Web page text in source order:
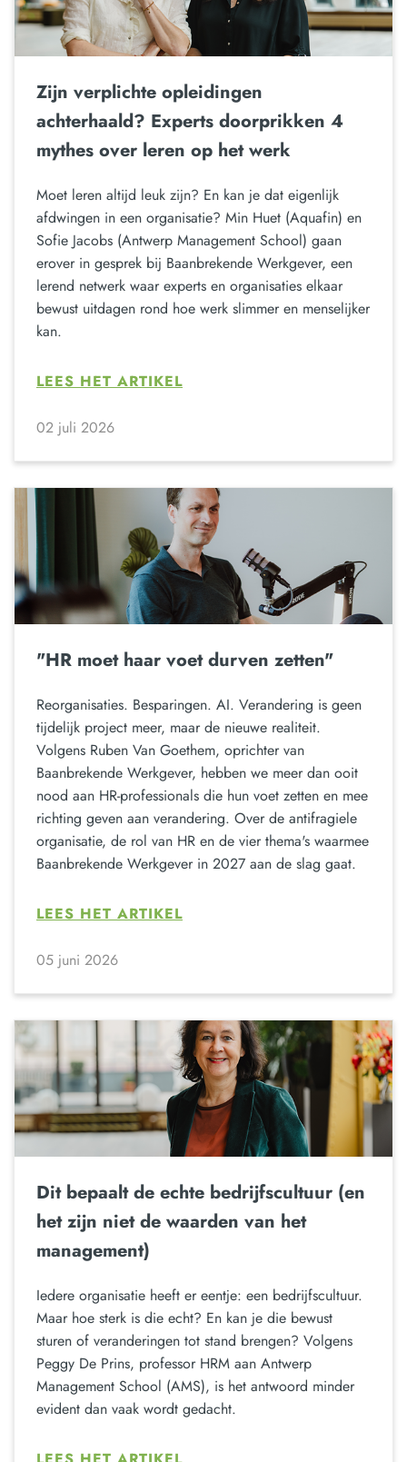
Zijn verplichte opleidingen
achterhaald? Experts doorprikken 4
mythes over leren op het werk
Moet leren altijd leuk zijn? En kan je dat eigenlijk
afdwingen in een organisatie? Min Huet (Aquafin) en
Sofie Jacobs (Antwerp Management School) gaan
erover in gesprek bij Baanbrekende Werkgever, een
lerend netwerk waar experts en organisaties elkaar
bewust uitdagen rond hoe werk slimmer en menselijker
kan.
LEES HET ARTIKEL
02 juli 2026
"HR moet haar voet durven zetten"
Reorganisaties. Besparingen. AI. Verandering is geen
tijdelijk project meer, maar de nieuwe realiteit.
Volgens Ruben Van Goethem, oprichter van
Baanbrekende Werkgever, hebben we meer dan ooit
nood aan HR-professionals die hun voet zetten en mee
richting geven aan verandering. Over de antifragiele
organisatie, de rol van HR en de vier thema's waarmee
Baanbrekende Werkgever in 2027 aan de slag gaat.
LEES HET ARTIKEL
05 juni 2026
Dit bepaalt de echte bedrijfscultuur (en
het zijn niet de waarden van het
management)
Iedere organisatie heeft er eentje: een bedrijfscultuur.
Maar hoe sterk is die echt? En kan je die bewust
sturen of veranderingen tot stand brengen? Volgens
Peggy De Prins, professor HRM aan Antwerp
Management School (AMS), is het antwoord minder
evident dan vaak wordt gedacht.